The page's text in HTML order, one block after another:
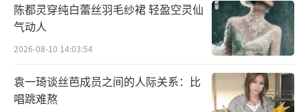
陈都灵穿纯白蕾丝羽毛纱裙 轻盈空灵仙
气动人
2026-08-10 14:03:54
袁一琦谈丝芭成员之间的人际关系：比
唱跳难熬